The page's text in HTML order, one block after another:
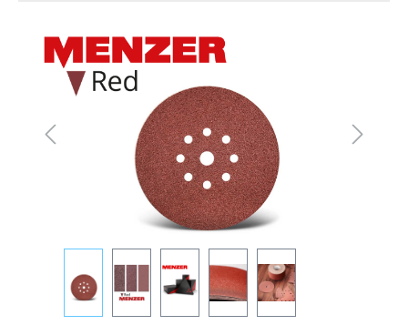
Bildergalerie überspringen